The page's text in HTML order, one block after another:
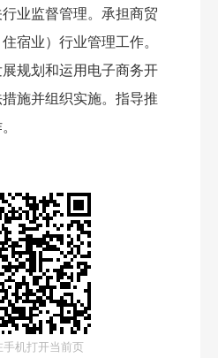
业监督管理。承担商贸
宿业）行业管理工作。
规划和运用电子商务开
施并组织实施。指导推
手机打开当前页